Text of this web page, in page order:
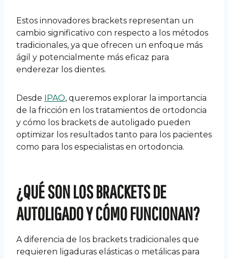
Estos innovadores brackets representan un
cambio significativo con respecto a los métodos
tradicionales, ya que ofrecen un enfoque más
ágil y potencialmente más eficaz para
enderezar los dientes.
Desde IPAO, queremos explorar la importancia
de la fricción en los tratamientos de ortodoncia
y cómo los brackets de autoligado pueden
optimizar los resultados tanto para los pacientes
como para los especialistas en ortodoncia.
¿QUÉ SON LOS BRACKETS DE
AUTOLIGADO Y CÓMO FUNCIONAN?
A diferencia de los brackets tradicionales que
requieren ligaduras elásticas o metálicas para